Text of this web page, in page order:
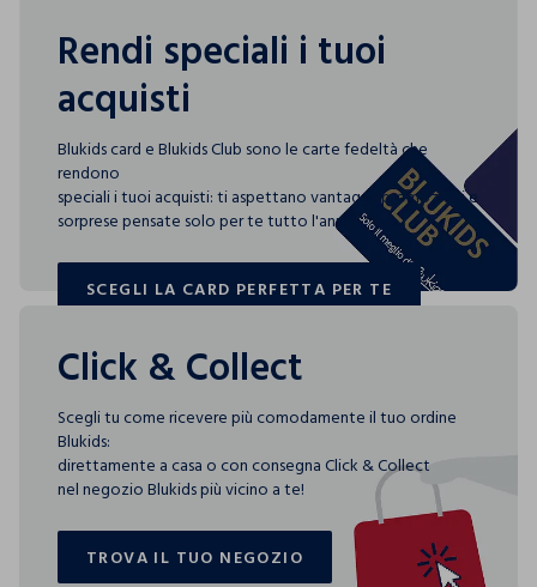
Rendi speciali i tuoi
acquisti
Blukids card e Blukids Club sono le carte fedeltà che
rendono
speciali i tuoi acquisti: ti aspettano vantaggi, promozioni e
sorprese pensate solo per te tutto l'anno!
SCEGLI LA CARD PERFETTA PER TE
SCEGLI LA CARD PERFETTA PER TE
Click & Collect
Scegli tu come ricevere più comodamente il tuo ordine
Blukids:
direttamente a casa o con consegna Click & Collect
nel negozio Blukids più vicino a te!
TROVA IL TUO NEGOZIO
TROVA IL TUO NEGOZIO